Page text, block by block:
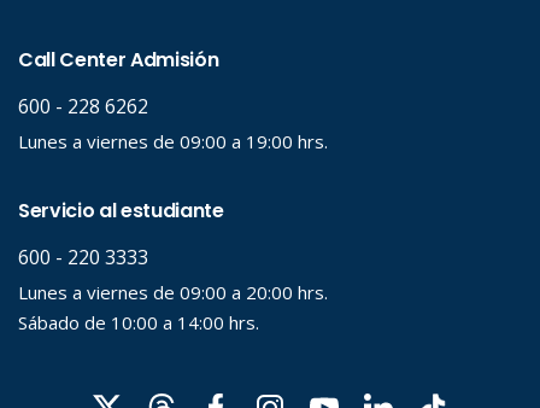
Desde...
Hasta...